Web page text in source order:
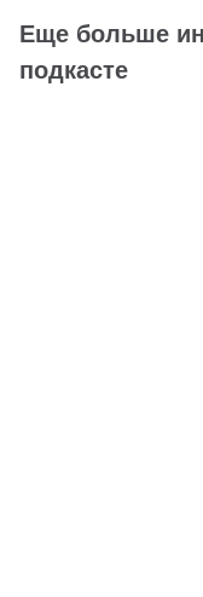
Еще больше
подкасте